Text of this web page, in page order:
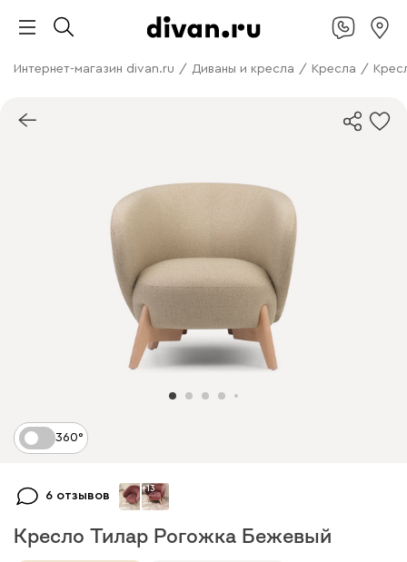
Интернет-магазин divan.ru / Диваны и кресла / Кресла /
360°
6 отзывов
+13
Кресло Тилар Рогожка Бежевый
Арт. 263298